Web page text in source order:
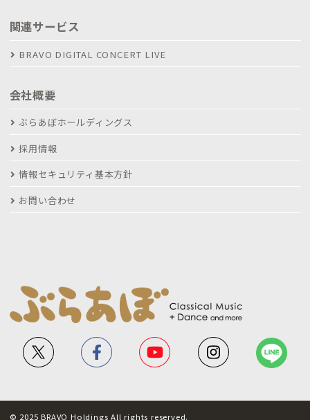
関連サービス
BRAVO DIGITAL CONCERT LIVE
会社概要
ぶらあぼホールディングス
採用情報
情報セキュリティ基本方針
お問い合わせ
© 2025 BRAVO Holdings All rights reserved.